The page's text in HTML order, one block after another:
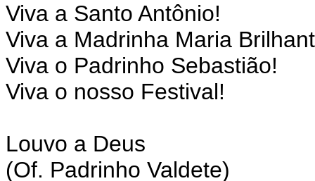
Viva a Santo Antônio!
Viva a Madrinha Maria
Viva o Padrinho Sebastião!
Viva o nosso Festival!
Louvo a Deus
(Of. Padrinho Valdete)